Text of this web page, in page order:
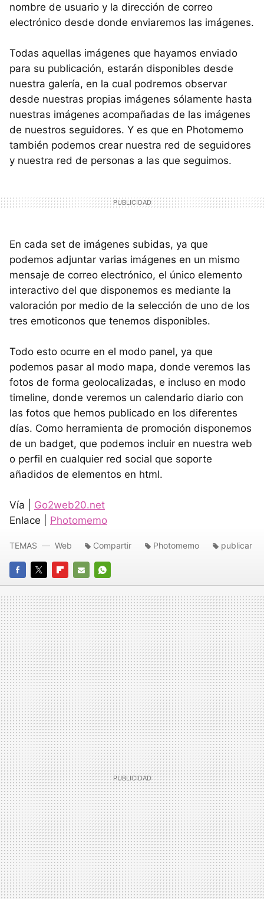
nombre de usuario y la dirección de correo
electrónico desde donde enviaremos las imágenes.
Todas aquellas imágenes que hayamos enviado
para su publicación, estarán disponibles desde
nuestra galería, en la cual podremos observar
desde nuestras propias imágenes sólamente hasta
nuestras imágenes acompañadas de las imágenes
de nuestros seguidores. Y es que en Photomemo
también podemos crear nuestra red de seguidores
y nuestra red de personas a las que seguimos.
En cada set de imágenes subidas, ya que
podemos adjuntar varias imágenes en un mismo
mensaje de correo electrónico, el único elemento
interactivo del que disponemos es mediante la
valoración por medio de la selección de uno de los
tres emoticonos que tenemos disponibles.
Todo esto ocurre en el modo panel, ya que
podemos pasar al modo mapa, donde veremos las
fotos de forma geolocalizadas, e incluso en modo
timeline, donde veremos un calendario diario con
las fotos que hemos publicado en los diferentes
días. Como herramienta de promoción disponemos
de un badget, que podemos incluir en nuestra web
o perfil en cualquier red social que soporte
añadidos de elementos en html.
Vía | Go2web20.net
Enlace | Photomemo
FACEBOOK
TWITTERFLIPBOARD
E-
MAIL
WHATSAPP
TEMAS Web Compartir Photomemo publicar